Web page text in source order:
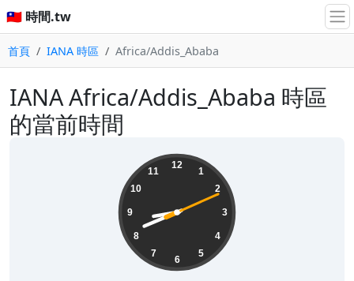
🇹🇼 時間.tw
首頁 IANA 時區 Africa/Addis_Ababa
IANA Africa/Addis_Ababa 時區
的當前時間
12
1
2
3
4
5
6
7
8
9
10
11